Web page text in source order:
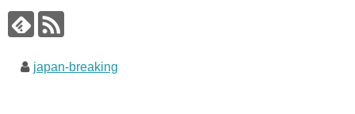
japan-breaking